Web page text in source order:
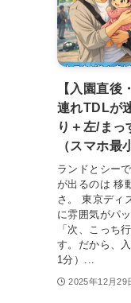
【入園直後
連れTDLが
り＋左/まっ
（スマホ最
ランドとシー
が出るのは 移
さ。 東京ディ
に雰囲気がパ
「次、こっち
す。だから、
1分）...
2025年12月29